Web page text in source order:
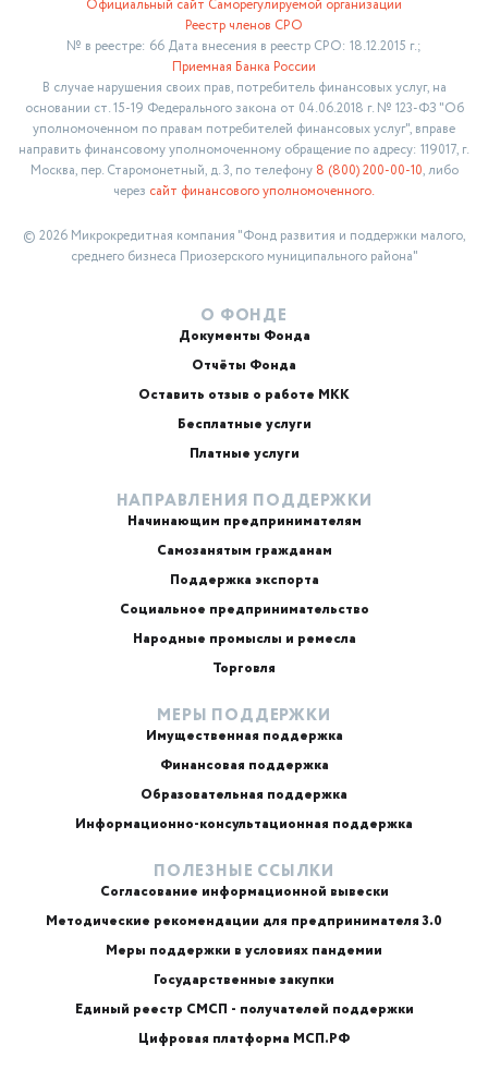
Официальный сайт Саморегулируемой организации
Реестр членов СРО
№ в реестре: 66 Дата внесения в реестр СРО: 18.12.2015 г.;
Приемная Банка России
В случае нарушения своих прав, потребитель финансовых услуг, на
основании ст. 15-19 Федерального закона от 04.06.2018 г. № 123-ФЗ "Об
уполномоченном по правам потребителей финансовых услуг", вправе
направить финансовому уполномоченному обращение по адресу: 119017, г.
Москва, пер. Старомонетный, д. 3, по телефону 8 (800) 200-00-10, либо
через сайт финансового уполномоченного.
© 2026 Микрокредитная компания "Фонд развития и поддержки малого,
среднего бизнеса Приозерского муниципального района"
О ФОНДЕ
Документы Фонда
Отчёты Фонда
Оставить отзыв о работе МКК
Бесплатные услуги
Платные услуги
НАПРАВЛЕНИЯ ПОДДЕРЖКИ
Начинающим предпринимателям
Самозанятым гражданам
Поддержка экспорта
Социальное предпринимательство
Народные промыслы и ремесла
Торговля
МЕРЫ ПОДДЕРЖКИ
Имущественная поддержка
Финансовая поддержка
Образовательная поддержка
Информационно-консультационная поддержка
ПОЛЕЗНЫЕ ССЫЛКИ
Согласование информационной вывески
Методические рекомендации для предпринимателя 3.0
Меры поддержки в условиях пандемии
Государственные закупки
Единый реестр СМСП - получателей поддержки
Цифровая платформа МСП.РФ